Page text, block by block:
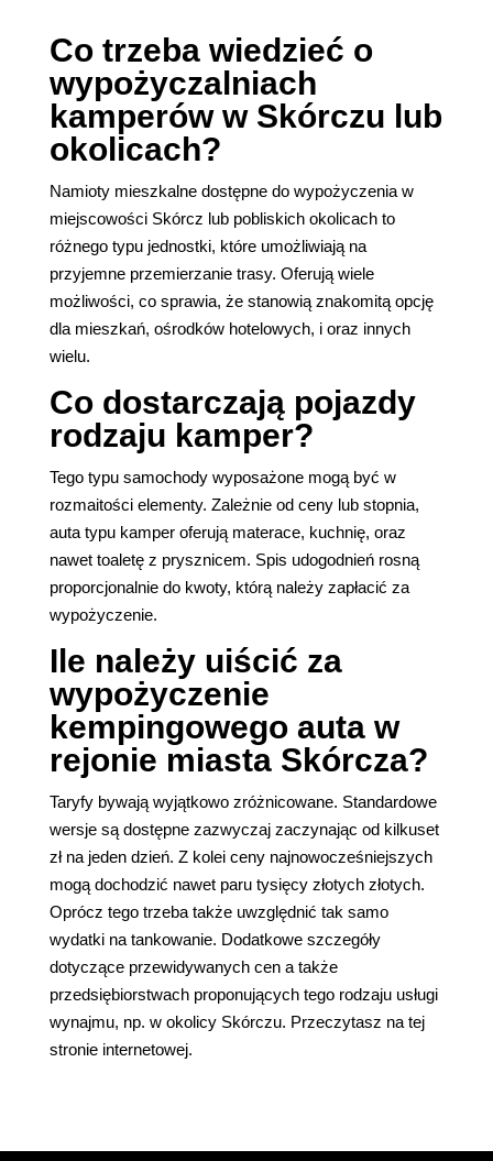
Co trzeba wiedzieć o
wypożyczalniach
kamperów w Skórczu lub
okolicach?
Namioty mieszkalne dostępne do wypożyczenia w
miejscowości Skórcz lub pobliskich okolicach to
różnego typu jednostki, które umożliwiają na
przyjemne przemierzanie trasy. Oferują wiele
możliwości, co sprawia, że stanowią znakomitą opcję
dla mieszkań, ośrodków hotelowych, i oraz innych
wielu.
Co dostarczają pojazdy
rodzaju kamper?
Tego typu samochody wyposażone mogą być w
rozmaitości elementy. Zależnie od ceny lub stopnia,
auta typu kamper oferują materace, kuchnię, oraz
nawet toaletę z prysznicem. Spis udogodnień rosną
proporcjonalnie do kwoty, którą należy zapłacić za
wypożyczenie.
Ile należy uiścić za
wypożyczenie
kempingowego auta w
rejonie miasta Skórcza?
Taryfy bywają wyjątkowo zróżnicowane. Standardowe
wersje są dostępne zazwyczaj zaczynając od kilkuset
zł na jeden dzień. Z kolei ceny najnowocześniejszych
mogą dochodzić nawet paru tysięcy złotych złotych.
Oprócz tego trzeba także uwzględnić tak samo
wydatki na tankowanie. Dodatkowe szczegóły
dotyczące przewidywanych cen a także
przedsiębiorstwach proponujących tego rodzaju usługi
wynajmu, np. w okolicy Skórczu. Przeczytasz na tej
stronie internetowej.